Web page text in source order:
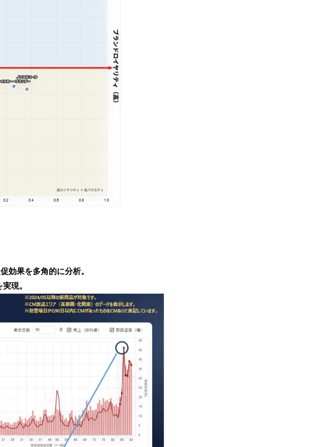
果を多角的に分析。
現。